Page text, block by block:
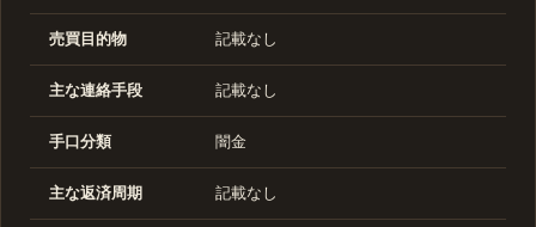
売買目的物 記載なし
主な連絡手段 記載なし
手口分類 闇金
主な返済周期 記載なし